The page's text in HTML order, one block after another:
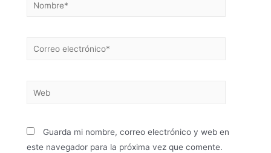
Guarda mi nombre, correo electrónico y web en
este navegador para la próxima vez que comente.